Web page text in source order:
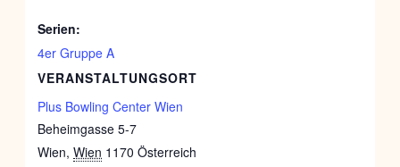
Serien:
4er Gruppe A
VERANSTALTUNGSORT
Plus Bowling Center Wien
Beheimgasse 5-7
Wien, Wien 1170 Österreich